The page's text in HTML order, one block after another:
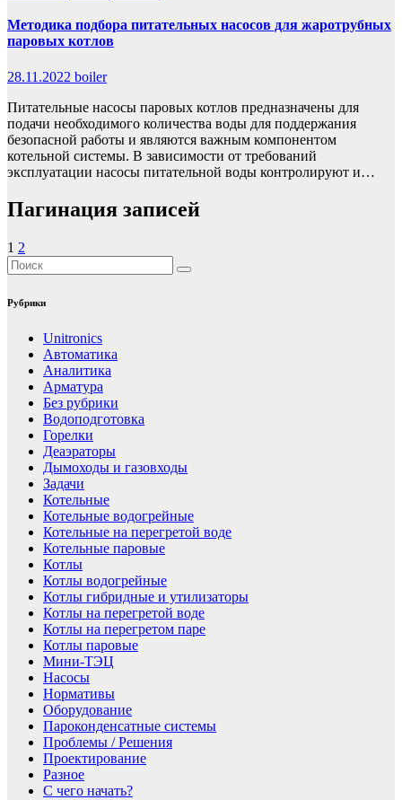
Методика подбора питательных насосов для жаротрубных
паровых котлов
28.11.2022 boiler
Питательные насосы паровых котлов предназначены для
подачи необходимого количества воды для поддержания
безопасной работы и являются важным компонентом
котельной системы. В зависимости от требований
эксплуатации насосы питательной воды контролируют и…
Пагинация записей
1 2
Рубрики
Unitronics
Автоматика
Аналитика
Арматура
Без рубрики
Водоподготовка
Горелки
Деаэраторы
Дымоходы и газовходы
Задачи
Котельные
Котельные водогрейные
Котельные на перегретой воде
Котельные паровые
Котлы
Котлы водогрейные
Котлы гибридные и утилизаторы
Котлы на перегретой воде
Котлы на перегретом паре
Котлы паровые
Мини-ТЭЦ
Насосы
Нормативы
Оборудование
Пароконденсатные системы
Проблемы / Решения
Проектирование
Разное
С чего начать?